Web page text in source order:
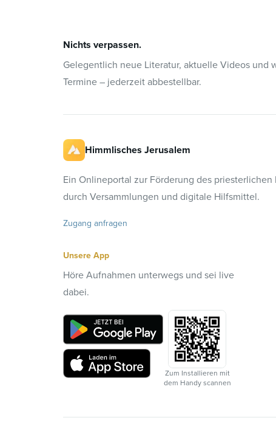
Nichts verpassen.
Gelegentlich neue Literatur, aktuelle Videos und
Termine – jederzeit abbestellbar.
Himmlisches Jerusalem
Ein Onlineportal zur Förderung des priesterlichen
durch Versammlungen und digitale Hilfsmittel.
Zugang anfragen
Unsere App
Höre Aufnahmen unterwegs und sei live
dabei.
Zum Installieren mit
dem Handy scannen